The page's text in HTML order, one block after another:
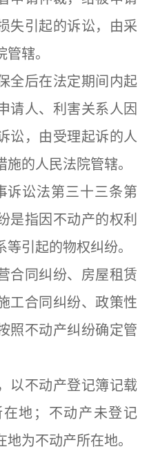
失引起的诉讼，由采
辖。
全后在法定期间内起
请人、利害关系人因
讼，由受理起诉的人
的人民法院管辖。
讼法第三十三条第
是指因不动产的权利
引起的物权纠纷。
合同纠纷、房屋租赁
工合同纠纷、政策性
照不动产纠纷确定管
以不动产登记簿记载
地；不动产未登记
为不动产所在地。